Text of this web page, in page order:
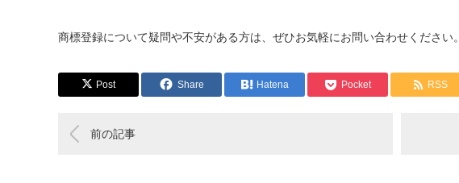
商標登録について疑問や不安がある方は、ぜひお気軽にお問い合わせください。
Post Share Hatena Pocket RSS
前の記事